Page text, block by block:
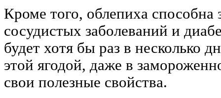
Кроме того, облепиха способна
сосудистых заболеваний и
будет хотя бы раз в несколько
этой ягодой, даже в
свои полезные свойства.